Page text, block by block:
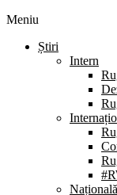
Meniu
Știri
Intern
Națională